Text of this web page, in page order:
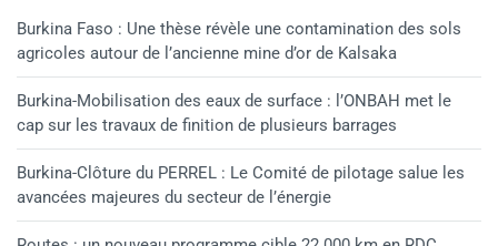
Burkina Faso : Une thèse révèle une contamination des sols
agricoles autour de l’ancienne mine d’or de Kalsaka
Burkina-Mobilisation des eaux de surface : l’ONBAH met le
cap sur les travaux de finition de plusieurs barrages
Burkina-Clôture du PERREL : Le Comité de pilotage salue les
avancées majeures du secteur de l’énergie